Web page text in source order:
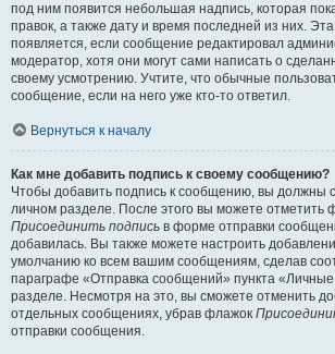
под ним появится небольшая надпись, которая
правок, а также дату и время последней из них.
появляется, если сообщение редактировал
модератор, хотя они могут сами написать о
своему усмотрению. Учтите, что обычные
сообщение, если на него уже кто-то ответил.
Вернуться к началу
Как мне добавить подпись к своему сообщению?
Чтобы добавить подпись к сообщению, вы должны
личном разделе. После этого вы можете отметить
Присоединить подпись в форме отправки
добавилась. Вы также можете настроить
умолчанию ко всем вашим сообщениям, сделав
параграфе «Отправка сообщений» пункта
разделе. Несмотря на это, вы сможете отменить
отдельных сообщениях, убрав флажок
отправки сообщения.